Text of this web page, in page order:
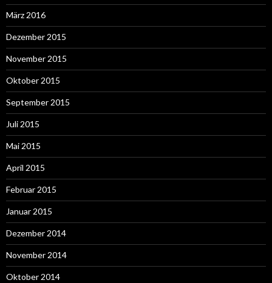
März 2016
Dezember 2015
November 2015
Oktober 2015
September 2015
Juli 2015
Mai 2015
April 2015
Februar 2015
Januar 2015
Dezember 2014
November 2014
Oktober 2014